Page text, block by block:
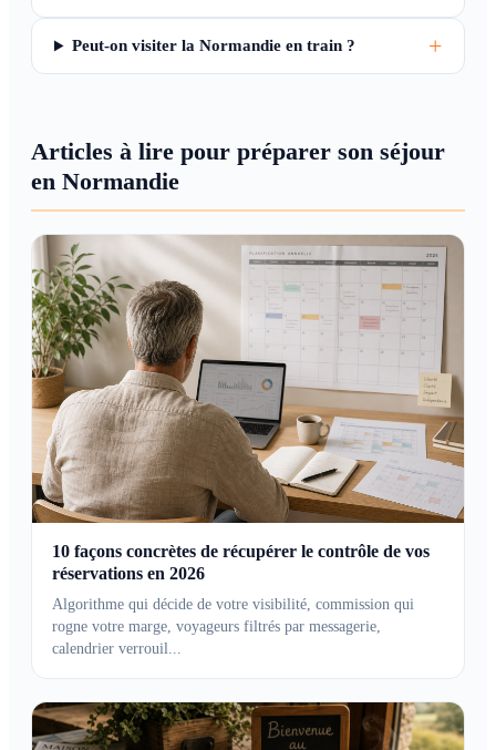
Peut-on visiter la Normandie en train ?
Articles à lire pour préparer son séjour
en Normandie
10 façons concrètes de récupérer le contrôle de vos
réservations en 2026
Algorithme qui décide de votre visibilité, commission qui
rogne votre marge, voyageurs filtrés par messagerie,
calendrier verrouil...